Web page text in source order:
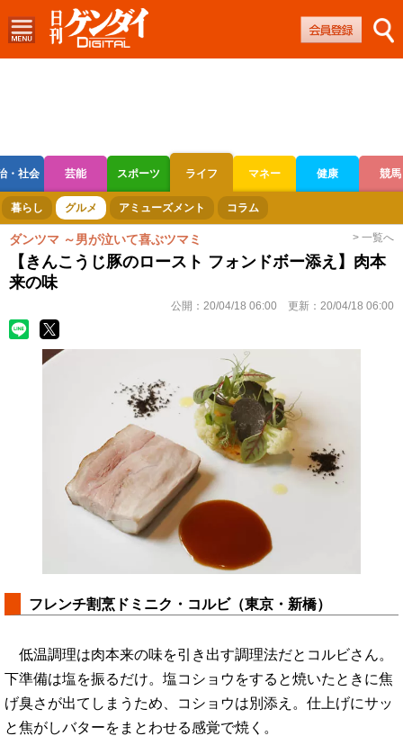
・社会 芸能 スポーツ ライフ マネー 健康 競馬
ボートレース 競輪 オートレース
暮らし グルメ アミューズメント コラム
ダンツマ ～男が泣いて喜ぶツマミ > 一覧へ
【きんこうじ豚のロースト フォンドボー添え】肉本
来の味
公開： 20/04/18 06:00 更新： 20/04/18 06:00
フレンチ割烹ドミニク・コルビ（東京・新橋）
低温調理は肉本来の味を引き出す調理法だとコルビさん。
下準備は塩を振るだけ。塩コショウをすると焼いたときに焦
げ臭さが出てしまうため、コショウは別添え。仕上げにサッ
と焦がしバターをまとわせる感覚で焼く。